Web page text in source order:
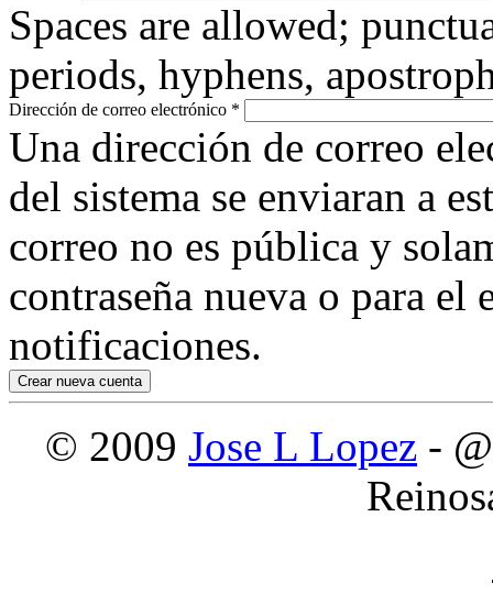
Spaces are allowed;
periods, hyphens,
Dirección de correo electrónico *
Una dirección de correo
del sistema se enviaran a
correo no es pública y
contraseña nueva o para
notificaciones.
© 2009 Jose L Lopez -